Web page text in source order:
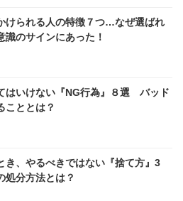
けられる人の特徴７つ…なぜ選ばれ
識のサインにあった！
はいけない『NG行為』８選 バッド
こととは？
き、やるべきではない『捨て方』3
分方法とは？